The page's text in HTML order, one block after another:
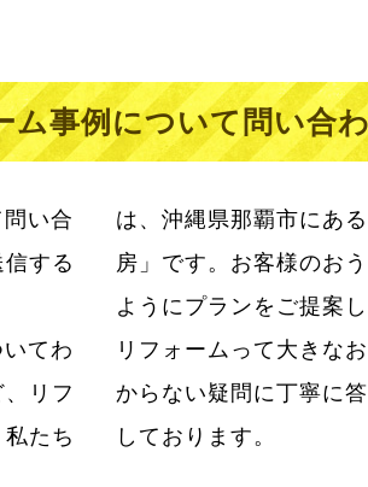
ム事例について問い合
い合
する
てわ
リフ
たち
は、沖縄県那覇市にあ
房」です。お客様のお
ようにプランをご提案
のわ
努力
しております。